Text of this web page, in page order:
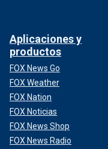
Aplicaciones y
productos
FOX News Go
FOX Weather
FOX Nation
FOX Noticias
FOX News Shop
FOX News Radio